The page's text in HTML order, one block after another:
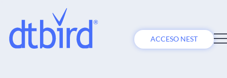
ACCESO NEST